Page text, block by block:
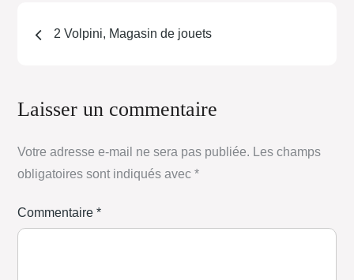
2 Volpini, Magasin de jouets
Laisser un commentaire
Votre adresse e-mail ne sera pas publiée. Les champs
obligatoires sont indiqués avec*
Commentaire*